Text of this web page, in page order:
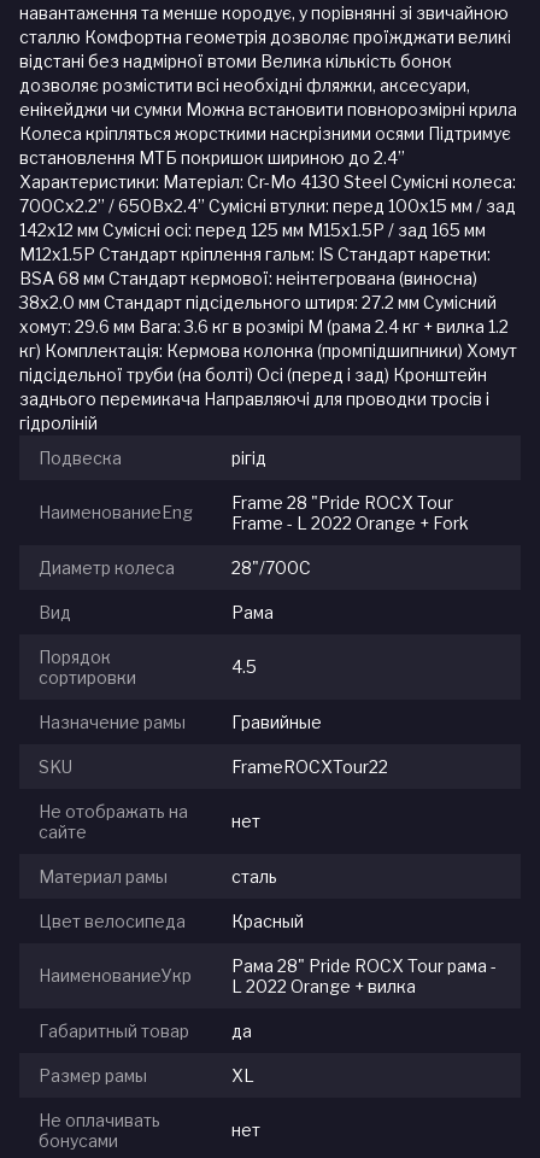
навантаження та менше кородує, у порівнянні зі звичайною
сталлю Комфортна геометрія дозволяє проїжджати великі
відстані без надмірної втоми Велика кількість бонок
дозволяє розмістити всі необхідні фляжки, аксесуари,
енікейджи чи сумки Можна встановити повнорозмірні крила
Колеса кріпляться жорсткими наскрізними осями Підтримує
встановлення МТБ покришок шириною до 2.4”
Характеристики: Матеріал: Cr-Mo 4130 Steel Сумісні колеса:
700Cx2.2’’ / 650Bx2.4’’ Сумісні втулки: перед 100х15 мм / зад
142x12 мм Сумісні осі: перед 125 мм M15х1.5P / зад 165 мм
М12х1.5P Стандарт кріплення гальм: IS Стандарт каретки:
BSA 68 мм Стандарт кермової: неінтегрована (виносна)
38х2.0 мм Стандарт підсідельного штиря: 27.2 мм Сумісний
хомут: 29.6 мм Вага: 3.6 кг в розмірі М (рама 2.4 кг + вилка 1.2
кг) Комплектація: Кермова колонка (промпідшипники) Хомут
підсідельної труби (на болті) Осі (перед і зад) Кронштейн
заднього перемикача Направляючі для проводки тросів і
гідроліній
Подвеска
рігід
НаименованиеEng
Frame 28 "Pride ROCX Tour
Frame - L 2022 Orange + Fork
Диаметр колеса 28"/700С
Вид Рама
Порядок
сортировки
4.5
Назначение рамы Гравийные
SKU FrameROCXTour22
Не отображать на
сайте
нет
Материал рамы сталь
Цвет велосипеда Красный
НаименованиеУкр
Рама 28" Pride ROCX Tour рама -
L 2022 Orange + вилка
Габаритный товар да
Размер рамы XL
Не оплачивать
бонусами
нет